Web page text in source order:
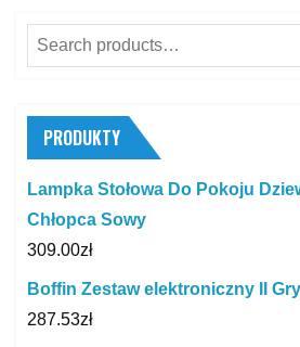
Search
for:
PRODUKTY
Lampka Stołowa Do Pokoju
Chłopca Sowy
309.00zł
Boffin Zestaw elektroniczny II
287.53zł